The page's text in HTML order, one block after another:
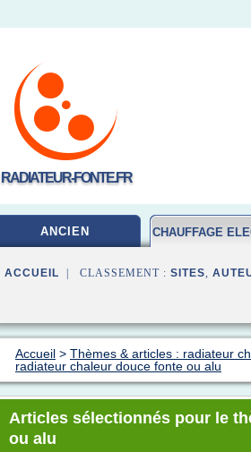
RADIATEUR-FONTE.FR
ANCIEN CHAUFFAGE
ACCUEIL | CLASSEMENT : SITES,
Accueil > Thèmes & articles : radiateur
radiateur chaleur douce fonte ou alu
Articles sélectionnés pour le
ou alu